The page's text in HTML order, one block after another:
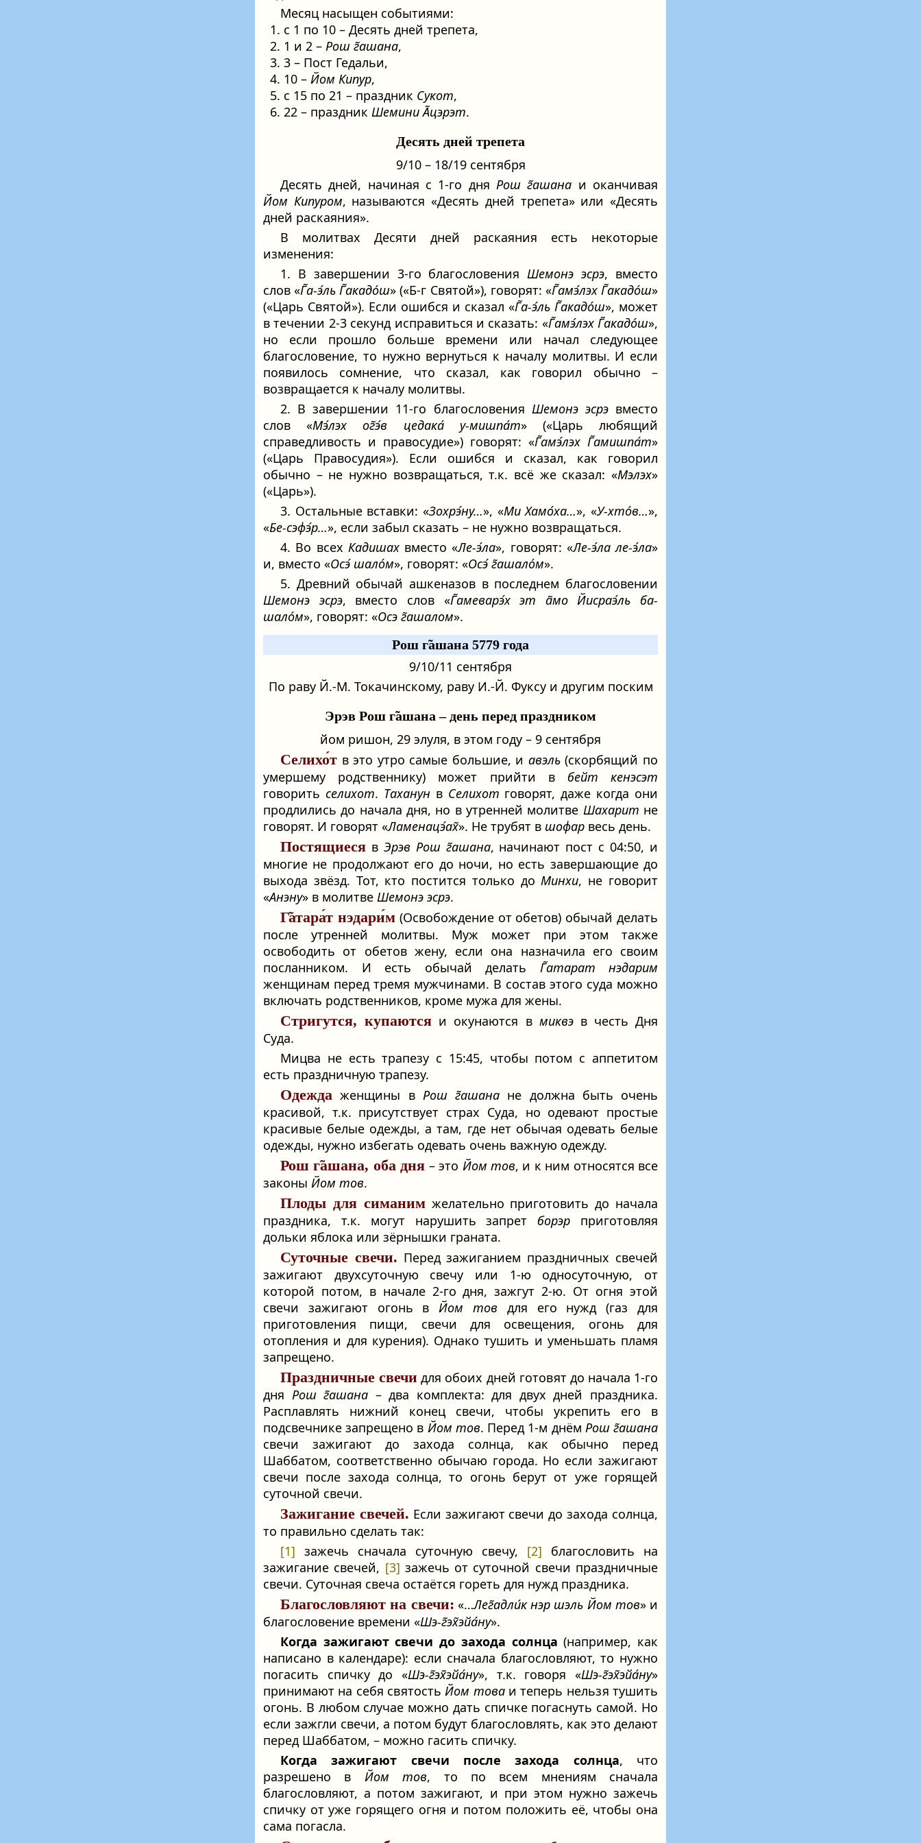
Месяц насыщен событиями:
1. с 1 по 10 – Десять дней трепета,
2. 1 и 2 – Рош г̃ашана,
3. 3 – Пост Гедальи,
4. 10 – Йом Кипур,
5. с 15 по 21 – праздник Сукот,
6. 22 – праздник Шемини А̃цэрэт.
Десять дней трепета
9/10 – 18/19 сентября
Десять дней, начиная с 1-го дня Рош г̃ашана и оканчивая
Йом Кипуром, называются «Десять дней трепета» или «Десять
дней раскаяния».
В молитвах Десяти дней раскаяния есть некоторые
изменения:
1. В завершении 3-го благословенияШемонэ эсрэ, вместо
слов «Г̃а-э́ль Г̃акадо́ш» («Б-г Святой»), говорят: «Г̃амэ́лэх Г̃акадо́ш»
(«Царь Святой»). Если ошибся и сказал «Г̃а-э́ль Г̃акадо́ш», может
в течении 2-3 секунд исправиться и сказать: «Г̃амэ́лэх Г̃акадо́ш»,
но если прошло больше времени или начал следующее
благословение, то нужно вернуться к началу молитвы. И если
появилось сомнение, что сказал, как говорил обычно –
возвращается к началу молитвы.
2. В завершении 11-го благословения Шемонэ эсрэвместо
слов «Мэ́лэх ог̃э́в цедака́ у-мишпа́т» («Царь любящий
справедливость и правосудие») говорят: «Г̃амэ́лэх Г̃амишпа́т»
(«Царь Правосудия»). Если ошибся и сказал, как говорил
обычно – не нужно возвращаться, т.к. всё же сказал: «Мэлэх»
(«Царь»).
3. Остальные вставки: «Зохрэ́ну…», «Ми Хамо́ха…», «У-хто́в…»,
«Бе-сэфэ́р…», если забыл сказать – не нужно возвращаться.
4. Во всех Кадишахвместо «Ле-э́ла», говорят: «Ле-э́ла ле-э́ла»
и, вместо «Осэ́ шало́м», говорят: «Осэ́ г̃ашало́м».
5. Древний обычай ашкеназов в последнем благословении
Шемонэ эсрэ, вместо слов «Г̃амеварэ́х эт а̃мо Йисраэ́ль ба-
шало́м», говорят: «Осэ г̃ашалом».
Рош г̃ашана 5779 года
9/10/11 сентября
По раву Й.-М. Токачинскому, раву И.-Й. Фуксу и другим поским
Эрэв Рош г̃ашана – день перед праздником
йом ришон, 29 элуля, в этом году – 9 сентября
Селихо́т в это утро самые большие, и авэль(скорбящий по
умершему родственнику) может прийти в бейт кенэсэт
говорить селихот. ТаханунвСелихот говорят, даже когда они
продлились до начала дня, но в утренней молитве Шахарит не
говорят. И говорят «Ламенацэ́ах̃». Не трубят в шофар весь день.
Постящиеся в Эрэв Рош г̃ашана, начинают пост с 04:50, и
многие не продолжают его до ночи, но есть завершающие до
выхода звёзд. Тот, кто постится только доМинхи, не говорит
«Анэну» в молитве Шемонэ эсрэ.
Г̃атара́т нэдари́м(Освобождение от обетов) обычай делать
после утренней молитвы. Муж может при этом также
освободить от обетов жену, если она назначила его своим
посланником. И есть обычай делать Г̃атарат нэдарим
женщинам перед тремя мужчинами. В состав этого суда можно
включать родственников, кроме мужа для жены.
Стригутся, купаются и окунаются в миквэв честь Дня
Суда.
Мицва не есть трапезу с 15:45, чтобы потом с аппетитом
есть праздничную трапезу.
Одежда женщины в Рош г̃ашана не должна быть очень
красивой, т.к. присутствует страх Суда, но одевают простые
красивые белые одежды, а там, где нет обычая одевать белые
одежды, нужно избегать одевать очень важную одежду.
Рош г̃ашана, оба дня – это Йом тов, и к ним относятся все
законы Йом тов.
Плоды для симанимжелательно приготовить до начала
праздника, т.к. могут нарушить запрет борэр приготовляя
дольки яблока или зёрнышки граната.
Суточные свечи. Перед зажиганием праздничных свечей
зажигают двухсуточную свечу или 1-ю односуточную, от
которой потом, в начале 2-го дня, зажгут 2-ю. От огня этой
свечи зажигают огонь вЙом тов для его нужд (газ для
приготовления пищи, свечи для освещения, огонь для
отопления и для курения). Однако тушить и уменьшать пламя
запрещено.
Праздничные свечи для обоих дней готовят до начала 1-го
дня Рош г̃ашана – два комплекта: для двух дней праздника.
Расплавлять нижний конец свечи, чтобы укрепить его в
подсвечнике запрещено в Йом тов. Перед 1-м днём Рош г̃ашана
свечи зажигают до захода солнца, как обычно перед
Шаббатом, соответственно обычаю города. Но если зажигают
свечи после захода солнца, то огонь берут от уже горящей
суточной свечи.
Зажигание свечей. Если зажигают свечи до захода солнца,
то правильно сделать так:
[1] зажечь сначала суточную свечу, [2] благословить на
зажигание свечей, [3] зажечь от суточной свечи праздничные
свечи. Суточная свеча остаётся гореть для нужд праздника.
Благословляют на свечи: «…Лег̃адли́к нэр шэль Йом тов» и
благословение времени «Шэ-г̃эх̃эйа́ну».
Когда зажигают свечи до захода солнца (например, как
написано в календаре): если сначала благословляют, то нужно
погасить спичку до «Шэ-г̃эх̃эйа́ну», т.к. говоря «Шэ-г̃эх̃эйа́ну»
принимают на себя святостьЙом товаи теперь нельзя тушить
огонь. В любом случае можно дать спичке погаснуть самой. Но
если зажгли свечи, а потом будут благословлять, как это делают
перед Шаббатом, – можно гасить спичку.
Когда зажигают свечи после захода солнца, что
разрешено в Йом тов, то по всем мнениям сначала
благословляют, а потом зажигают, и при этом нужно зажечь
спичку от уже горящего огня и потом положить её, чтобы она
сама погасла.